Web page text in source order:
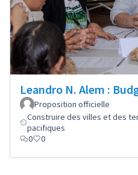
Leandro N. Alem :
Proposition officielle
Construire des villes et des
pacifiques
0
0